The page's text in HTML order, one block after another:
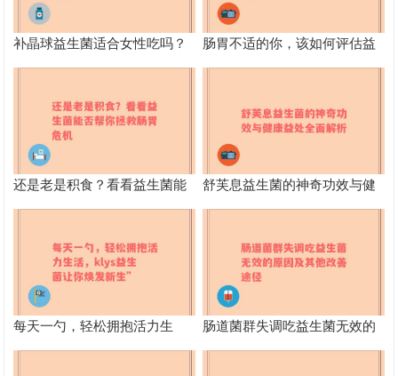
补晶球益生菌适合女性吃吗？
效果如何？快来看看吧
肠胃不适的你，该如何评估益
生菌颗粒的真实效果？
还是老是积食？看看益生菌能
否帮你拯救肠胃危机
舒芙息益生菌的神奇功效与健
康益处全面解析
每天一勺，轻松拥抱活力生
活，klys益生菌让你焕发新生”
肠道菌群失调吃益生菌无效的
原因及其他改善途径